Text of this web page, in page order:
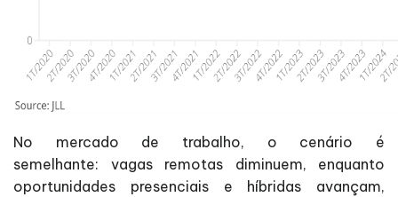
No mercado de trabalho, o cenário é
semelhante: vagas remotas diminuem, enquanto
oportunidades presenciais e híbridas avançam,